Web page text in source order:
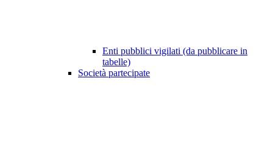
Enti pubblici vigilati (da pubblicare in
tabelle)
Società partecipate